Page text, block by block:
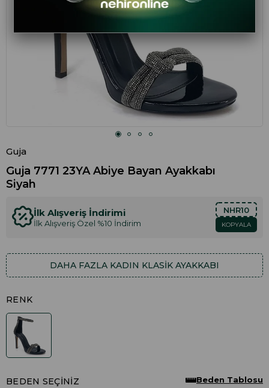
Guja
Guja 7771 23YA Abiye Bayan Ayakkabı
Siyah
İlk Alışveriş İndirimi
İlk Alışveriş Özel %10 İndirim
NHR10
KOPYALA
DAHA FAZLA KADIN KLASIK AYAKKABI
RENK
BEDEN SEÇINIZ Beden Tablosu